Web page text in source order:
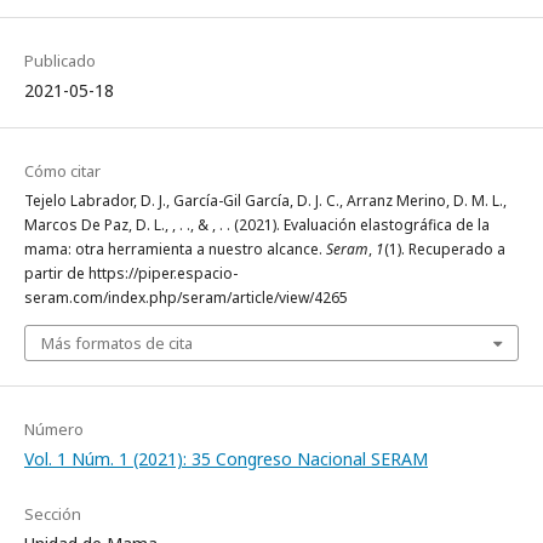
Publicado
2021-05-18
Cómo citar
Tejelo Labrador, D. J., García-Gil García, D. J. C., Arranz Merino, D. M. L.,
Marcos De Paz, D. L., , . ., & , . . (2021). Evaluación elastográfica de la
mama: otra herramienta a nuestro alcance. Seram, 1(1). Recuperado a
partir de https://piper.espacio-
seram.com/index.php/seram/article/view/4265
Más formatos de cita
Número
Vol. 1 Núm. 1 (2021): 35 Congreso Nacional SERAM
Sección